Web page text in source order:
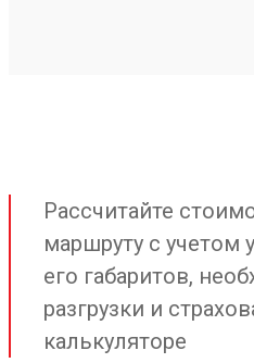
Рассчитайте
маршруту с учетом
его габаритов,
разгрузки и
калькуляторе